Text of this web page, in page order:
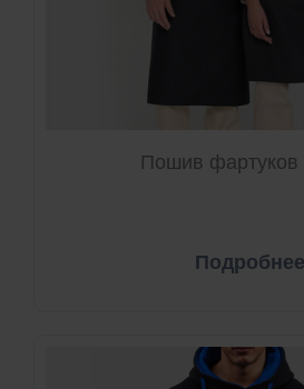
Пошив фартуков
Подробнее